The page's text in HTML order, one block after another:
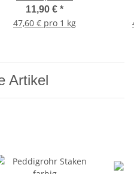
11,90 € *
47,60 € pro 1 kg
Artikel